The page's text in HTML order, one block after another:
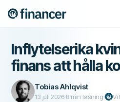
Inflytelserika
finans att hålla
Tobias Ahlqvist
13 juli 2026 8 min läsning Vi